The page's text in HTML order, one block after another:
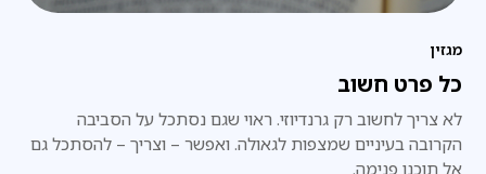
מגזין
כל פרט חשוב
לא צריך לחשוב רק גרנדיוזי. ראוי שגם נסתכל על הסביבה
הקרובה בעיניים שמצפות לגאולה. ואפשר – וצריך – להסתכל גם
אל תוכנו פנימה.